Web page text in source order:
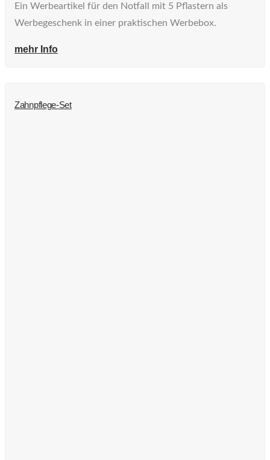
Ein Werbeartikel für den Notfall mit 5 Pflastern als
Werbegeschenk in einer praktischen Werbebox.
mehr Info
Zahnpflege-Set